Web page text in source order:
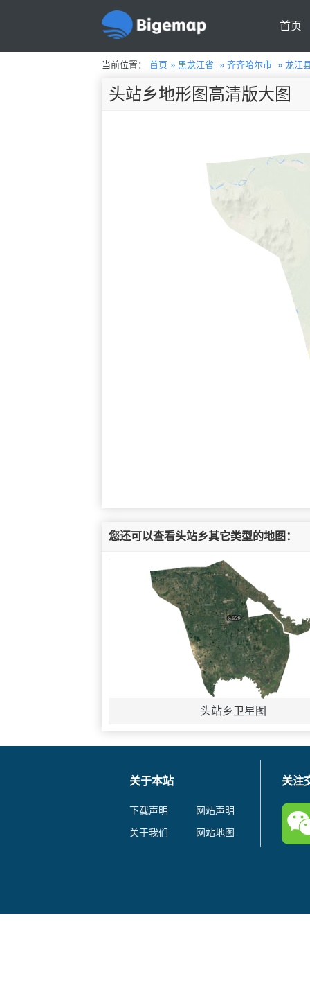
首页
当前位置： 首页» 黑龙江省 » 齐齐哈尔市» 龙江
头站乡地形图高清版大图
您还可以查看头站乡其它类型的地图：
头站乡卫星图
关于本站
下载声明
网站声明
关于我们
网站地图
关注